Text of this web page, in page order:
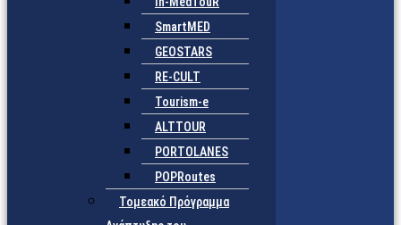
SmartMED
GEOSTARS
RE-CULT
Tourism-e
ALTTOUR
PORTOLANES
POPRoutes
Τομεακό Πρόγραμμα